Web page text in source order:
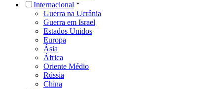
Internacional
Guerra na Ucrânia
Guerra em Israel
Estados Unidos
Europa
Ásia
África
Oriente Médio
Rússia
China